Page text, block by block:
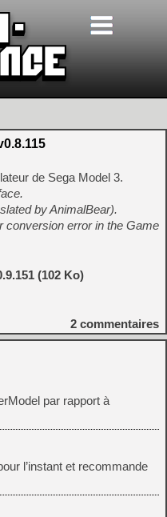
de Sega Model 3.
by AnimalBear).
conversion error in the Game
(102 Ko)
2 commentaires
par rapport à
l’instant et recommande